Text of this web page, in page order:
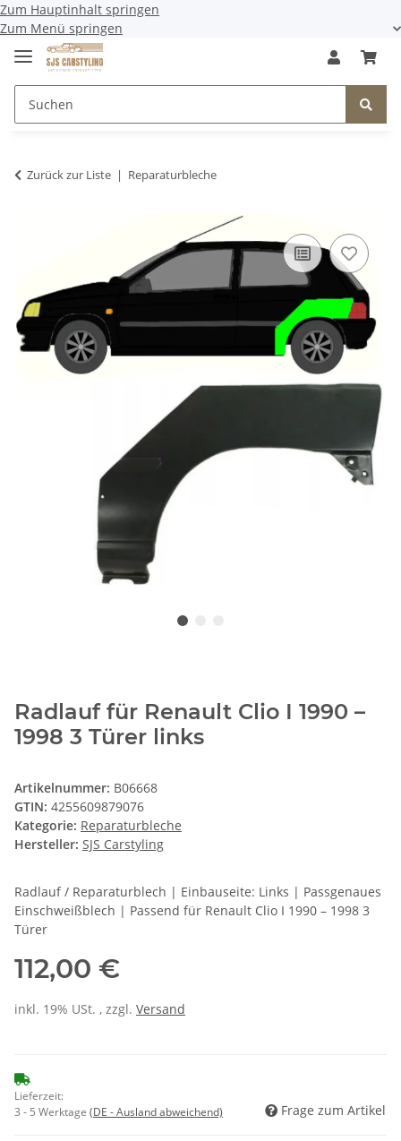
Zum Hauptinhalt springen
Zum Menü springen
Zurück zur Liste Reparaturbleche
Radlauf für Renault Clio I 1990 –
1998 3 Türer links
Artikelnummer: B06668
GTIN: 4255609879076
Kategorie: Reparaturbleche
Hersteller: SJS Carstyling
Radlauf / Reparaturblech | Einbauseite: Links | Passgenaues
Einschweißblech | Passend für Renault Clio I 1990 – 1998 3
Türer
112,00 €
inkl. 19% USt. , zzgl. Versand
Lieferzeit:
3 - 5 Werktage (DE - Ausland abweichend) Frage zum Artikel